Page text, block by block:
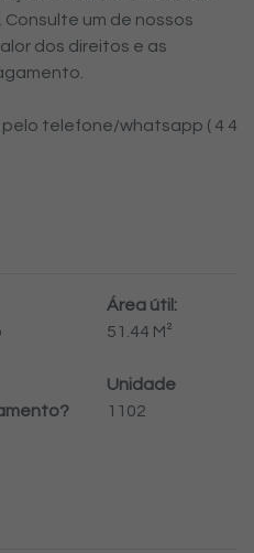
um de nossos
dos direitos e as
telefone/whatsapp ( 4 4
Área útil:
51.44 M²
Unidade
1102